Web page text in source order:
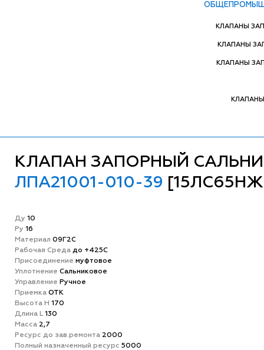
КЛАПАНЫ
КЛАПАНЫ
КЛАПАНЫ
КЛАПАН ЗАПОРНЫЙ
ЛПА21001-010-39
Ду 10
Ру 16
Матeриал 09Г2С
Рабочая Среда до +425С
Присоединение муфтовое
Уплотнение Сальниковое
Управление Ручное
Приемка ОТК
Высота H 170
Длина L130
Масса 2,7
Ресурс до зав.ремонта 2000
Полный назначенный ресурс 5000